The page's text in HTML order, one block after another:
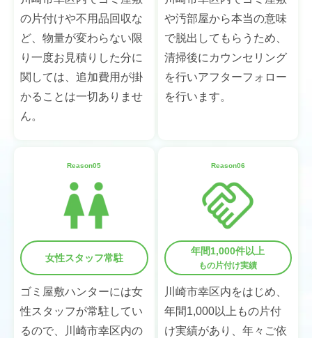
の片付けや不用品回収な
ど、物量が変わらない限
り一度お見積りした分に
関しては、追加費用が掛
かることは一切ありませ
ん。
や汚部屋から本当の意味
で脱出してもらうため、
清掃後にカウンセリング
を行いアフターフォロー
を行います。
Reason05
女性スタッフ常駐
ゴミ屋敷ハンターには女
性スタッフが常駐してい
るので、川崎市幸区内の
Reason06
年間1,000件以上
もの片付け実績
川崎市幸区内をはじめ、
年間1,000以上もの片付
け実績があり、年々ご依